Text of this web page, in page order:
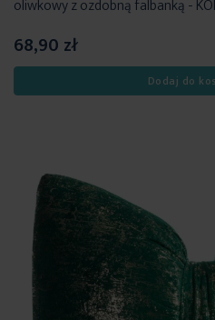
oliwkowy z ozdobną falbanką -
68,90 zł
Dodaj do